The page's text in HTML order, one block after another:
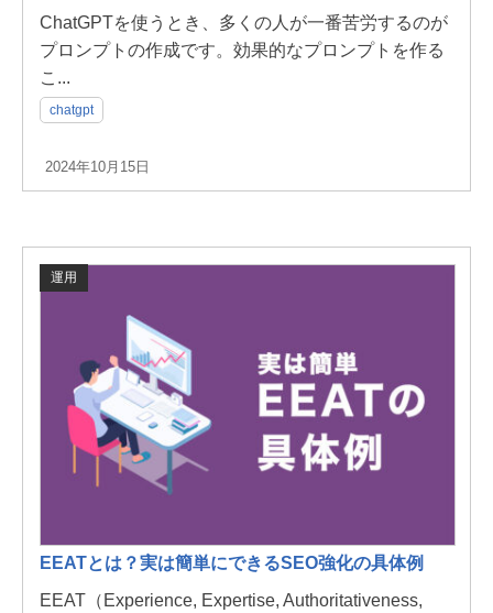
ChatGPTを使うとき、多くの人が一番苦労するのが
プロンプトの作成です。効果的なプロンプトを作る
こ...
chatgpt
2024年10月15日
運用
EEATとは？実は簡単にできるSEO強化の具体例
EEAT（Experience, Expertise, Authoritativeness,